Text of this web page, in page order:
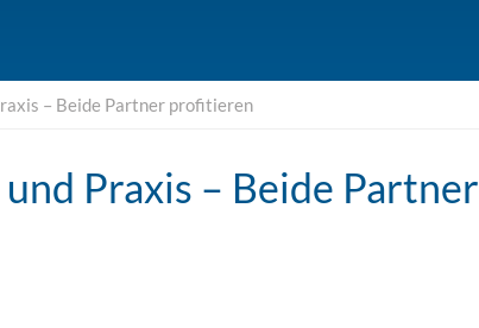
– Beide Partner profitieren
Praxis – Beide Partner